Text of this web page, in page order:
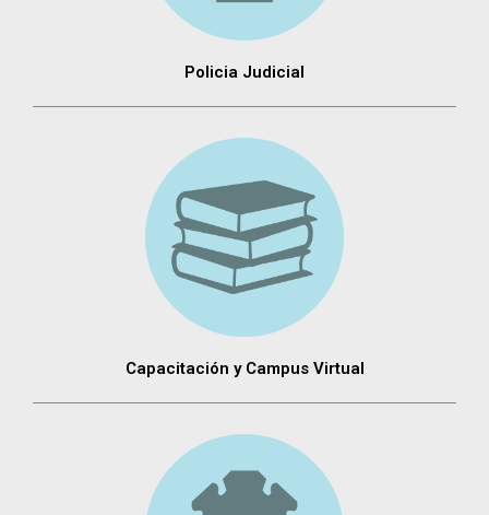
Policia Judicial
Capacitación y Campus Virtual